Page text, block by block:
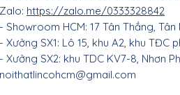
Zalo: https://zalo.me/0333328842
- Showroom HCM: 17 Tân Thắng, Tân
- Xưởng SX1: Lô 15, khu A2, khu TĐC
- Xưởng SX2: khu TDC KV7-8, Nhơn
noithatlincohcm@gmail.com